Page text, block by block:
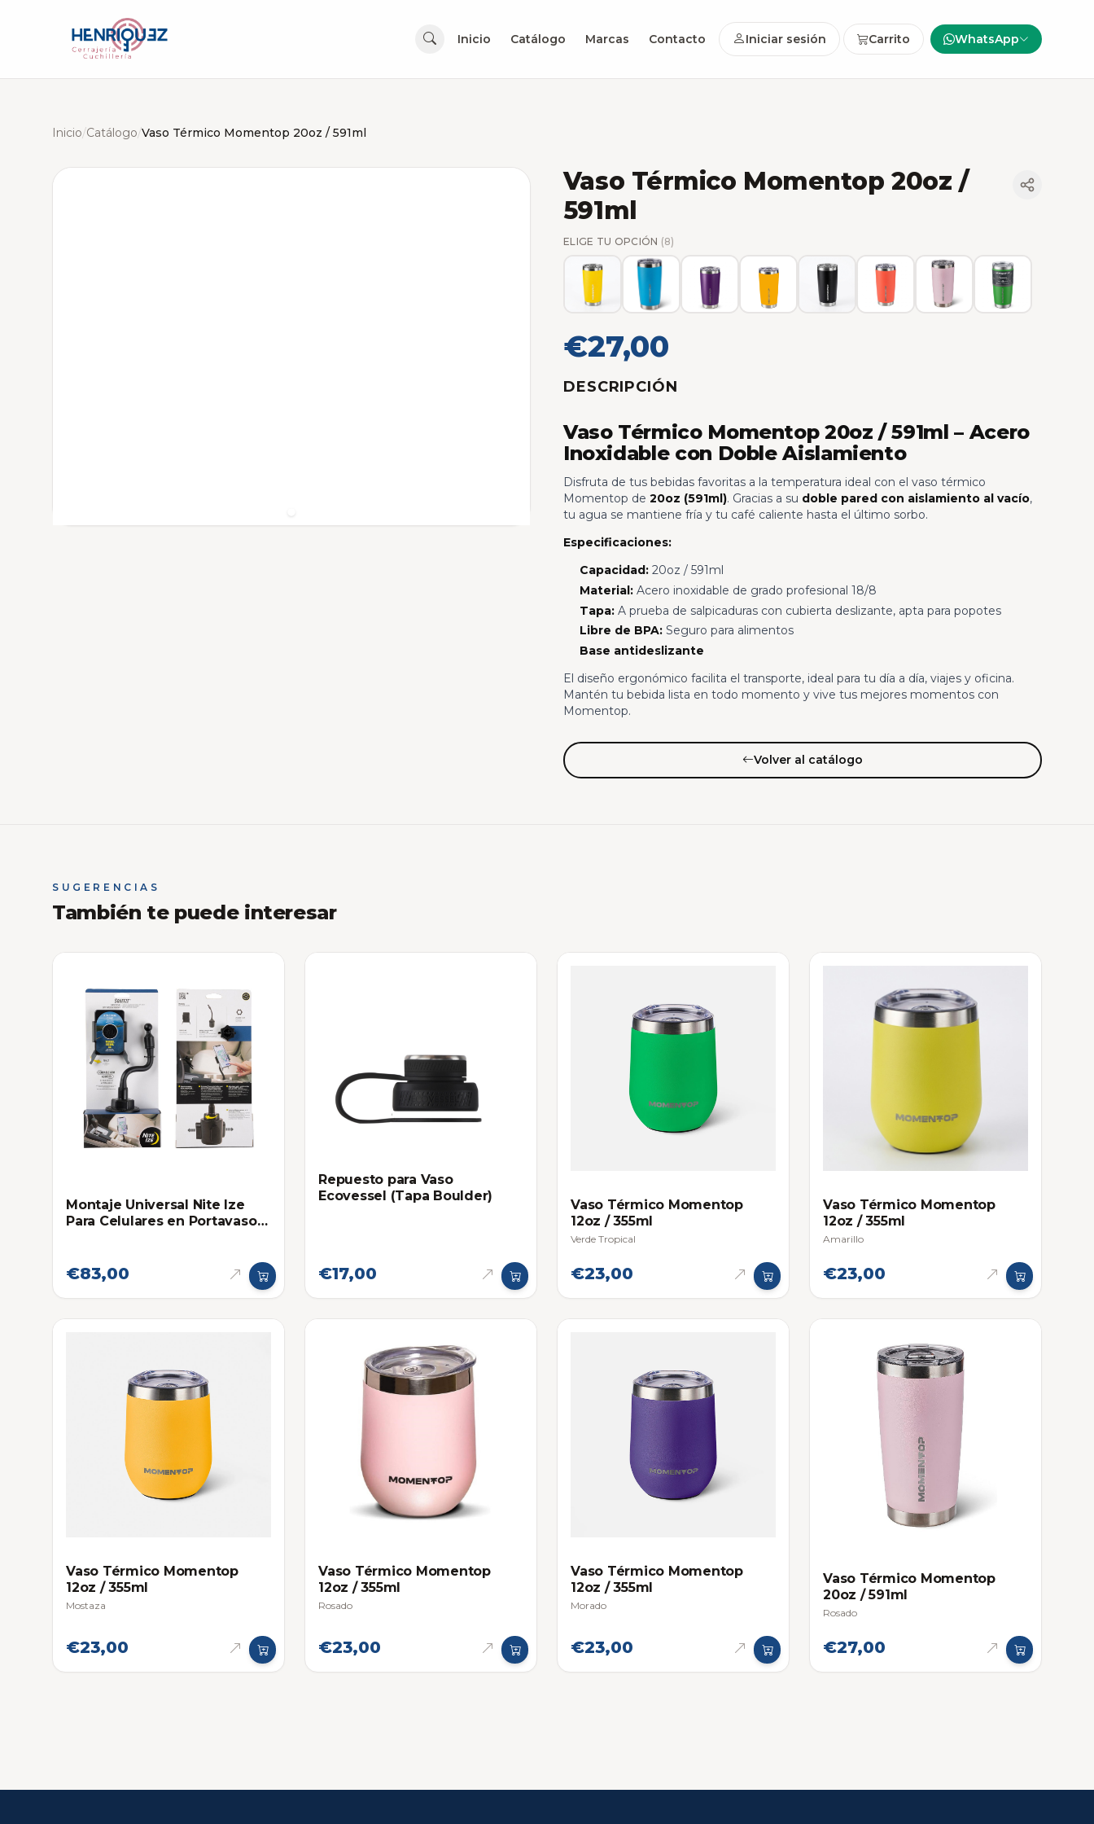
Inicio Catálogo Marcas Contacto Iniciar sesión Carrito WhatsApp
Inicio/Catálogo/Vaso Térmico Momentop 20oz / 591ml
Vaso Térmico Momentop 20oz /
591ml
ELIGE TU OPCIÓN (8)
€27,00
DESCRIPCIÓN
Vaso Térmico Momentop 20oz / 591ml – Acero
Inoxidable con Doble Aislamiento
Disfruta de tus bebidas favoritas a la temperatura ideal con el vaso térmico
Momentop de 20oz (591ml). Gracias a su doble pared con aislamiento al vacío,
tu agua se mantiene fría y tu café caliente hasta el último sorbo.
Especificaciones:
Capacidad:20oz / 591ml
Material:Acero inoxidable de grado profesional 18/8
Tapa:A prueba de salpicaduras con cubierta deslizante, apta para popotes
Libre de BPA:Seguro para alimentos
Base antideslizante
El diseño ergonómico facilita el transporte, ideal para tu día a día, viajes y oficina.
Mantén tu bebida lista en todo momento y vive tus mejores momentos con
Momentop.
Volver al catálogo
SUGERENCIAS
También te puede interesar
Montaje Universal Nite Ize
Para Celulares en Portavaso
€83,00
Repuesto para Vaso
Ecovessel (Tapa Boulder)
€17,00
Vaso Térmico Momentop
12oz / 355ml
Verde Tropical
€23,00
Vaso Térmico Momentop
12oz / 355ml
Amarillo
€23,00
Vaso Térmico Momentop
12oz / 355ml
Mostaza
€23,00
Vaso Térmico Momentop
12oz / 355ml
Rosado
€23,00
Vaso Térmico Momentop
12oz / 355ml
Morado
€23,00
Vaso Térmico Momentop
20oz / 591ml
Rosado
€27,00